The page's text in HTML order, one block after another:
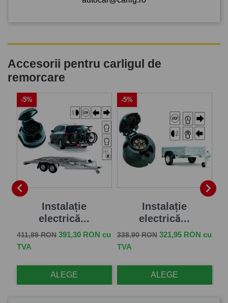
Accesorii pentru carligul de
remorcare

Instalație
electrică...
Pret de baza
411,89 RON Pret
391,30 RON cu
TVA
ALEGE
-5%
Instalație
electrică...
Pret de baza
338,90 RON Pret
321,95 RON cu
TVA
ALEGE
-5%
